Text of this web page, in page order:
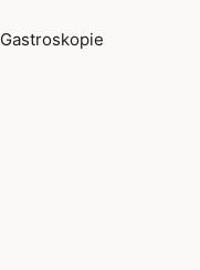
Gastroskopie